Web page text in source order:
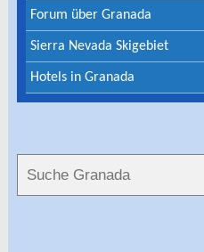
Forum über Granada
Sierra Nevada Skigebiet
Hotels in Granada